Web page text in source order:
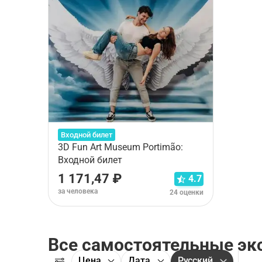
Входной билет
3D Fun Art Museum Portimão:
Входной билет
1 171,47 ₽
за человека
4.7
24 оценки
Все самостоятельные